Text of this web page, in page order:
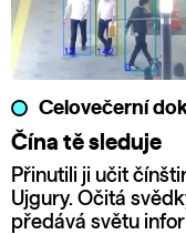
Celovečerní
Čína tě sleduje
Přinutili ji učit
Ujgury. Očitá
předává světu